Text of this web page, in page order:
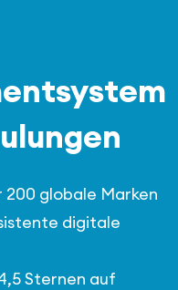
200 globale Marken
digitale
Sternen auf